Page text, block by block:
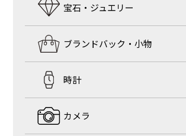
宝石・ジュエリー
ブランドバック・小物
時計
カメラ